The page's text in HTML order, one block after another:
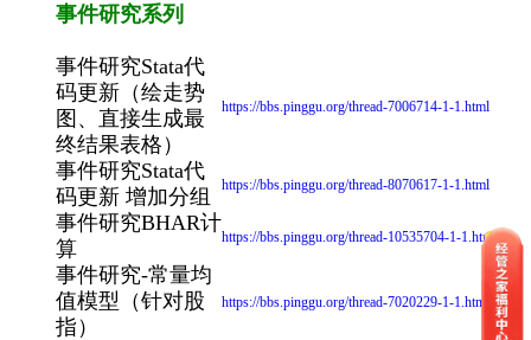
事件研究系列
事件研究Stata代
码更新（绘走势
图、直接生成最
终结果表格）
https://bbs.pinggu.org/thread-7006714-1-1.html
事件研究Stata代
码更新 增加分组
https://bbs.pinggu.org/thread-8070617-1-1.html
事件研究BHAR计
算
https://bbs.pinggu.org/thread-10535704-1-1.html
事件研究-常量均
值模型（针对股
指）
https://bbs.pinggu.org/thread-7020229-1-1.html